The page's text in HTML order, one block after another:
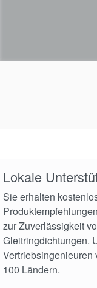
Lokale
Sie erhalten
zur Zuverlässigkeit
Gleitringdichtungen.
Vertriebsingenieuren
100 Ländern.